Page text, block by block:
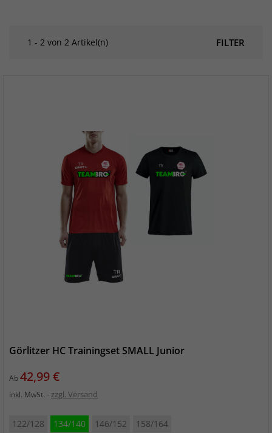
FILTER
1 - 2 von 2 Artikel(n)
Görlitzer HC Trainingset SMALL Junior
AbPreis
42,99 €
inkl. MwSt. zzgl. Versand
122/128 134/140 146/152 158/164